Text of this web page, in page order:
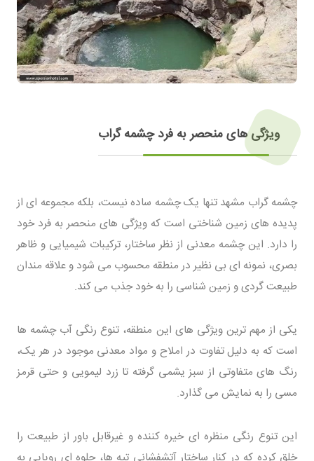
ویژگی های منحصر به فرد چشمه گراب
چشمه گراب مشهد تنها یک چشمه ساده نیست، بلکه مجموعه ای از
پدیده های زمین شناختی است که ویژگی های منحصر به فرد خود
را دارد. این چشمه معدنی از نظر ساختار، ترکیبات شیمیایی و ظاهر
بصری، نمونه ای بی نظیر در منطقه محسوب می شود و علاقه مندان
طبیعت گردی و زمین شناسی را به خود جذب می کند.
یکی از مهم ترین ویژگی های این منطقه، تنوع رنگی آب چشمه ها
است که به دلیل تفاوت در املاح و مواد معدنی موجود در هر یک،
رنگ های متفاوتی از سبز یشمی گرفته تا زرد لیمویی و حتی قرمز
مسی را به نمایش می گذارد.
این تنوع رنگی منظره ای خیره کننده و غیرقابل باور از طبیعت را